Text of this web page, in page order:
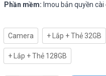
Phần mềm: Imou bản quyền
Camera + Lắp + Thẻ 32GB
+ Lắp + Thẻ 128GB